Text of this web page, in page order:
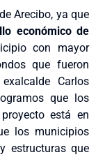
Arecibo, ya que
económico de
con mayor
que fueron
Carlos
que los
está en
los municipios
estructuras que